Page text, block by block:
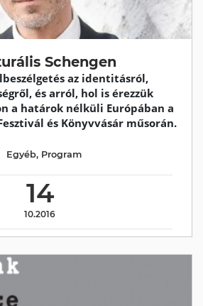
Schengen
az identitásról,
és arról, hol is érezzük
a határok nélküli Európában a
és Könyvvásár műsorán.
14
10.2016
Egyéb, Program